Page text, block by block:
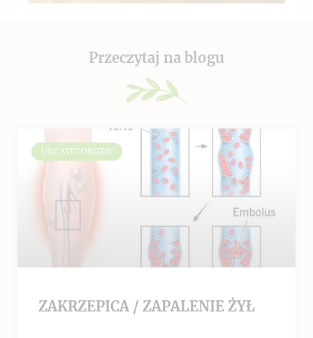
Przeczytaj na blogu
UNCATEGORIZED
ZAKRZEPICA / ZAPALENIE ŻYŁ